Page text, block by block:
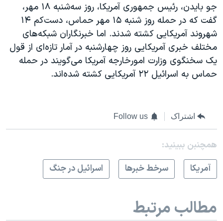
جو بایدن، رئیس جمهوری آمریکا، روز سه‌شنبه ۱۸ مهر،
گفت که در حمله روز شنبه ۱۵ مهر حماس، دست‌کم ۱۴
شهروند آمریکایی کشته شدند. اما خبرنگاران شبکه‌های
مختلف خبری آمریکایی روز چهارشنبه در آمار تازه‌ای از قول
یک سخنگوی وزارت امورخارجه آمریکا می‌گویند در حمله
حماس به اسرائيل ۲۲ آمریکایی کشته شده‌اند.
اشتراک Follow us
همچنبن ببینید:
آمريکا
سرخط خبرها اسرائیل در جنگ
مطالب مرتبط